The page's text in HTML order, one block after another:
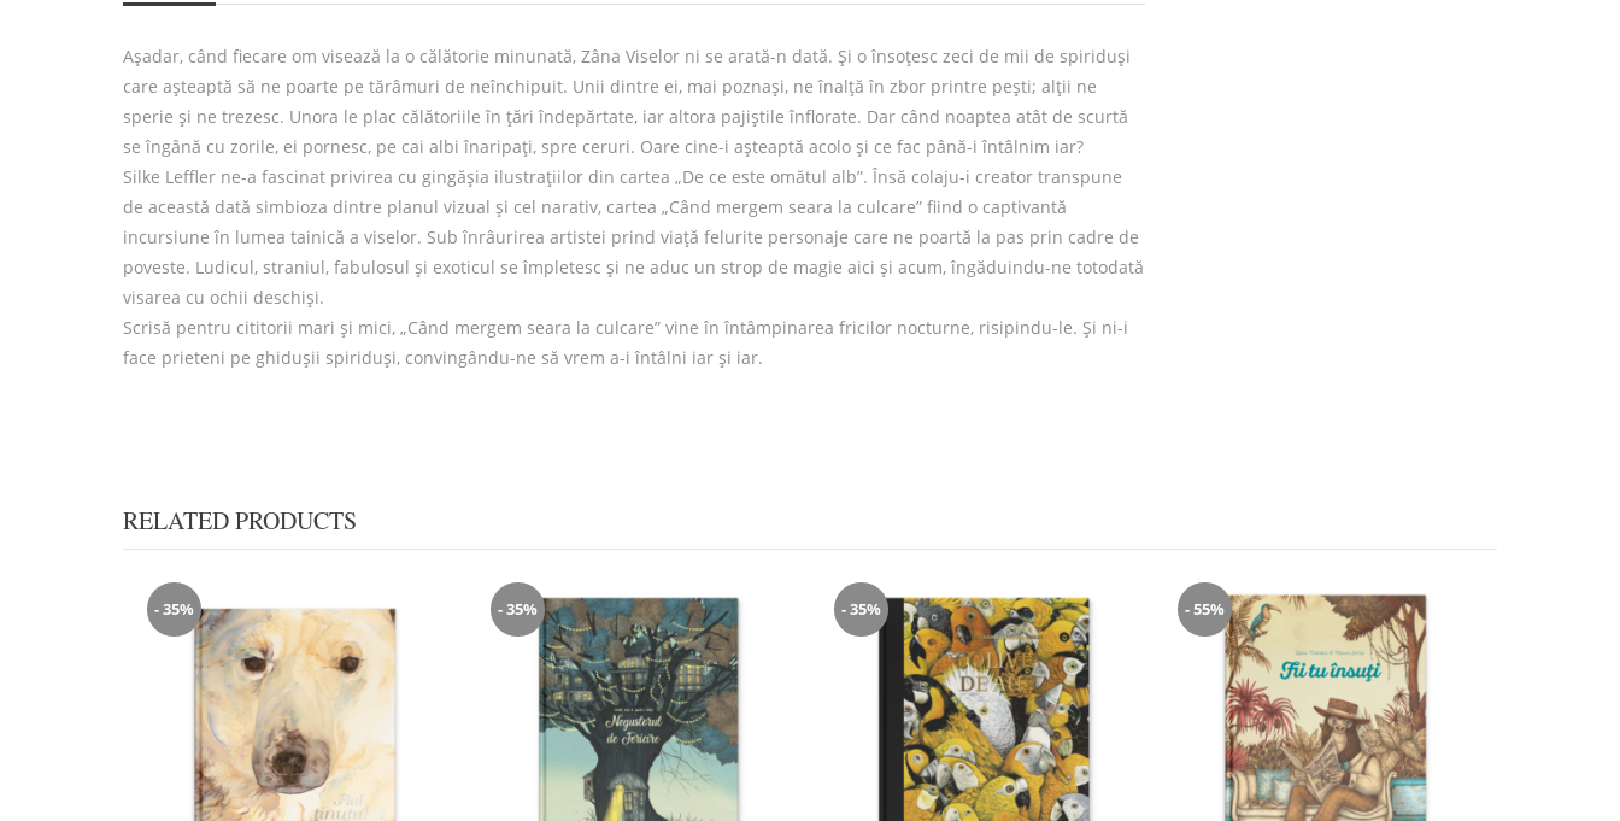
Așadar, când fiecare om visează la o călătorie minunată, Zâna Viselor ni se arată-n dată. Și o însoțesc zeci de mii de spiriduși
care așteaptă să ne poarte pe tărâmuri de neînchipuit. Unii dintre ei, mai poznași, ne înalță în zbor printre pești; alții ne
sperie și ne trezesc. Unora le plac călătoriile în țări îndepărtate, iar altora pajiștile înflorate. Dar când noaptea atât de scurtă
se îngână cu zorile, ei pornesc, pe cai albi înaripați, spre ceruri. Oare cine-i așteaptă acolo și ce fac până-i întâlnim iar?
Silke Leffler ne-a fascinat privirea cu gingășia ilustrațiilor din cartea „De ce este omătul alb”. Însă colaju-i creator transpune
de această dată simbioza dintre planul vizual și cel narativ, cartea „Când mergem seara la culcare” fiind o captivantă
incursiune în lumea tainică a viselor. Sub înrâurirea artistei prind viață felurite personaje care ne poartă la pas prin cadre de
poveste. Ludicul, straniul, fabulosul și exoticul se împletesc și ne aduc un strop de magie aici și acum, îngăduindu-ne totodată
visarea cu ochii deschiși.
Scrisă pentru cititorii mari și mici, „Când mergem seara la culcare” vine în întâmpinarea fricilor nocturne, risipindu-le. Și ni-i
face prieteni pe ghidușii spiriduși, convingându-ne să vrem a-i întâlni iar și iar.
RELATED PRODUCTS
- 35% - 35% - 35% - 55%